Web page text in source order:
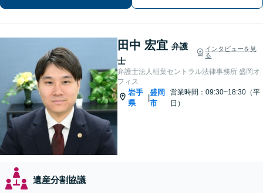
田中 宏宜 弁護
士
インタビューを見
る
弁護士法人稲葉セントラル法律事務所 盛岡オ
フィス
岩手
県
|
盛岡
市
営業時間：09:30~18:30（平
日）
遺産分割協議